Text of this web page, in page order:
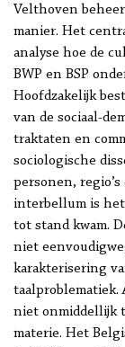
Velthoven
manier. Het
analyse hoe de
BWP en BSP
Hoofdzakelijk
van de sociaal-
traktaten en
sociologische
personen,
interbellum is
tot stand kwam.
niet
karakterisering
taalproblematiek.
niet onmiddellijk
materie. Het